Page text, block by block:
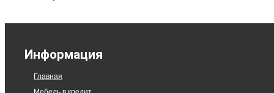
Информация
Главная